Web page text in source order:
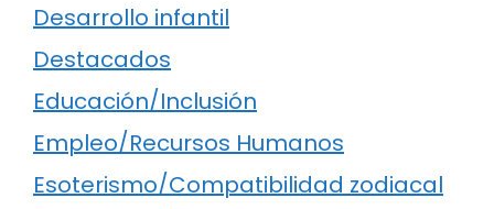
Desarrollo infantil
Destacados
Educación/Inclusión
Empleo/Recursos Humanos
Esoterismo/Compatibilidad zodiacal